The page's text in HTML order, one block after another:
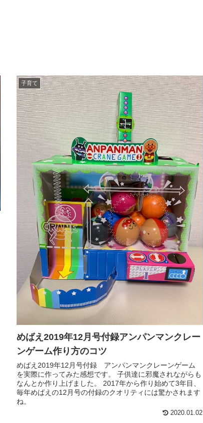
子育て
めばえ2019年12月号付録アンパンマンクレー
ンゲーム作り方のコツ
めばえ2019年12月号付録 アンパンマンクレーンゲーム
を実際に作ってみた感想です。 子供達に邪魔されながらも
なんとか作り上げました。 2017年から作り始めて3年目、
毎年めばえの12月号の付録のクオリティには驚かされます
ね。
2020.01.02